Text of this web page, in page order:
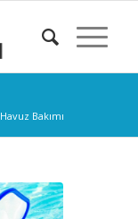
Bakımı